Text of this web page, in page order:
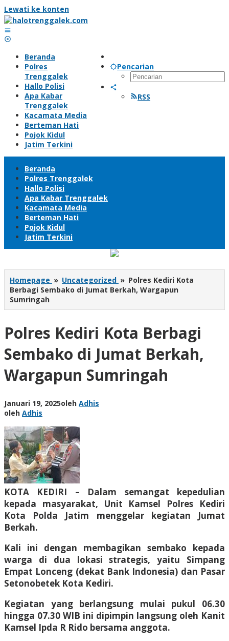
Lewati ke konten
Pencarian
RSS
Beranda
Polres
Trenggalek
Hallo Polisi
Apa Kabar
Trenggalek
Kacamata Media
Berteman Hati
Pojok Kidul
Jatim Terkini
Beranda
Polres Trenggalek
Hallo Polisi
Apa Kabar Trenggalek
Kacamata Media
Berteman Hati
Pojok Kidul
Jatim Terkini
Homepage » Uncategorized » Polres Kediri Kota
Berbagi Sembako di Jumat Berkah, Wargapun
Sumringah
Polres Kediri Kota Berbagi
Sembako di Jumat Berkah,
Wargapun Sumringah
Januari 19, 2025oleh Adhis
oleh Adhis
KOTA KEDIRI – Dalam semangat kepedulian
kepada masyarakat, Unit Kamsel Polres Kediri
Kota Polda Jatim menggelar kegiatan Jumat
Berkah.
Kali ini dengan membagikan sembako kepada
warga di dua lokasi strategis, yaitu Simpang
Empat Lonceng (dekat Bank Indonesia) dan Pasar
Setonobetek Kota Kediri.
Kegiatan yang berlangsung mulai pukul 06.30
hingga 07.30 WIB ini dipimpin langsung oleh Kanit
Kamsel Ipda R Rido bersama anggota.